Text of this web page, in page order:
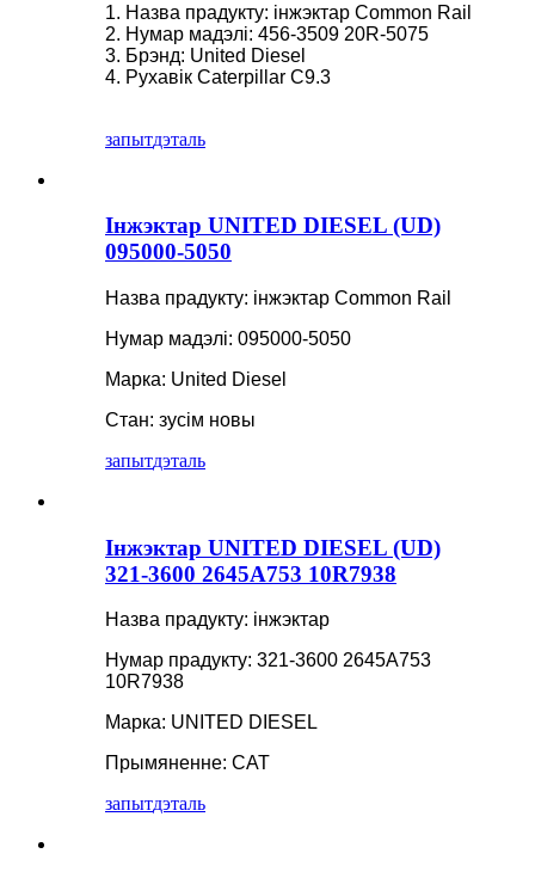
1. Назва прадукту: інжэктар Common Rail
2. Нумар мадэлі: 456-3509 20R-5075
3. Брэнд: United Diesel
4. Рухавік Caterpillar C9.3
запытдэталь
Інжэктар UNITED DIESEL (UD)
095000-5050
Назва прадукту: інжэктар Common Rail
Нумар мадэлі: 095000-5050
Марка: United Diesel
Стан: зусім новы
запытдэталь
Інжэктар UNITED DIESEL (UD)
321-3600 2645A753 10R7938
Назва прадукту: інжэктар
Нумар прадукту: 321-3600 2645A753
10R7938
Марка: UNITED DIESEL
Прымяненне: CAT
запытдэталь